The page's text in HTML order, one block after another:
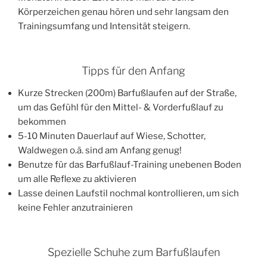
Körperzeichen genau hören und sehr langsam den
Trainingsumfang und Intensität steigern.
Tipps für den Anfang
Kurze Strecken (200m) Barfußlaufen auf der Straße,
um das Gefühl für den Mittel- & Vorderfußlauf zu
bekommen
5-10 Minuten Dauerlauf auf Wiese, Schotter,
Waldwegen o.ä. sind am Anfang genug!
Benutze für das Barfußlauf-Training unebenen Boden
um alle Reflexe zu aktivieren
Lasse deinen Laufstil nochmal kontrollieren, um sich
keine Fehler anzutrainieren
Spezielle Schuhe zum Barfußlaufen